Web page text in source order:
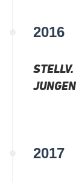
2016
2017